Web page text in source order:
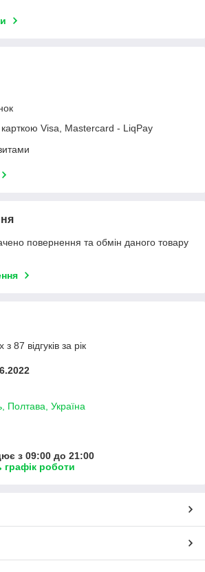
Visa, Mastercard - LiqPay
повернення та обмін даного товару
87 відгуків за рік
Полтава, Україна
з 09:00 до 21:00
графік роботи